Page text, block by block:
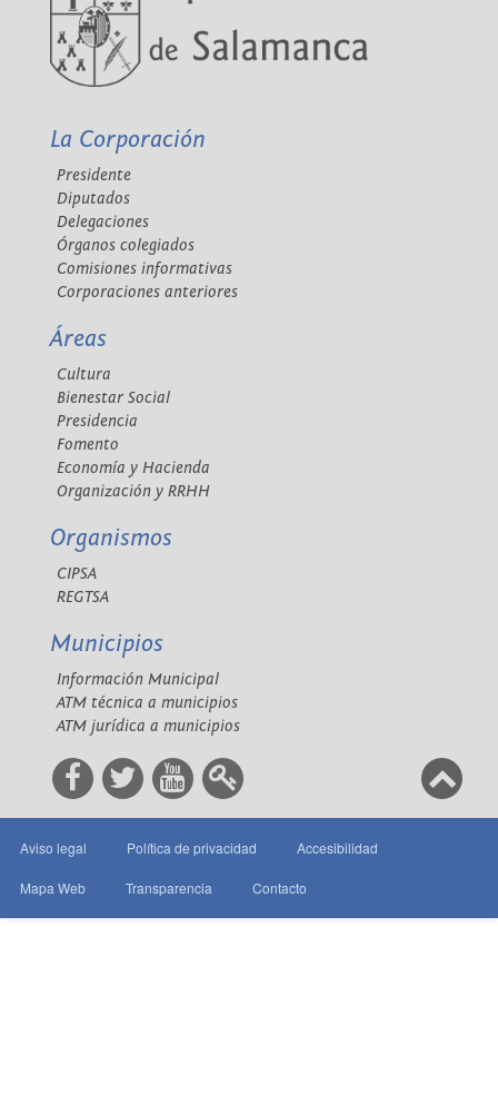
La Corporación
Presidente
Diputados
Delegaciones
Órganos colegiados
Comisiones informativas
Corporaciones anteriores
Áreas
Cultura
Bienestar Social
Presidencia
Fomento
Economía y Hacienda
Organización y RRHH
Organismos
CIPSA
REGTSA
Municipios
Información Municipal
ATM técnica a municipios
ATM jurídica a municipios
Aviso legal Política de privacidad Accesibilidad
Mapa Web Transparencia Contacto